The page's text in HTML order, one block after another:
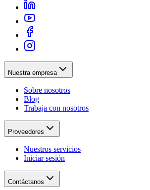
Nuestra empresa
Sobre nosotros
Blog
Trabaja con nosotros
Proveedores
Nuestros servicios
Iniciar sesión
Contáctanos